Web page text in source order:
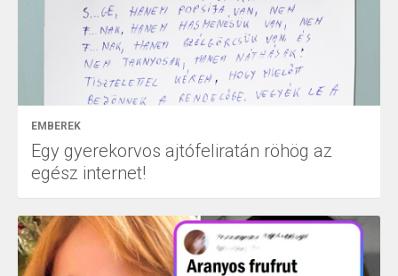
EMBEREK
Egy gyerekorvos ajtófeliratán röhög az
egész internet!